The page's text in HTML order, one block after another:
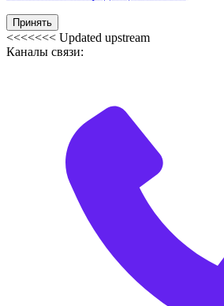
Принять
<<<<<<< Updated upstream
Каналы связи: